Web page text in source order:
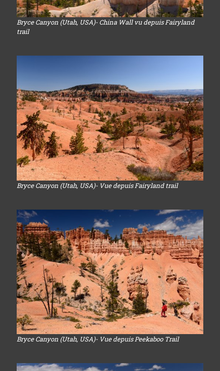
Bryce Canyon (Utah, USA)- China Wall vu depuis Fairyland
trail
Bryce Canyon (Utah, USA)- Vue depuis Fairyland trail
Bryce Canyon (Utah, USA)- Vue depuis Peekaboo Trail